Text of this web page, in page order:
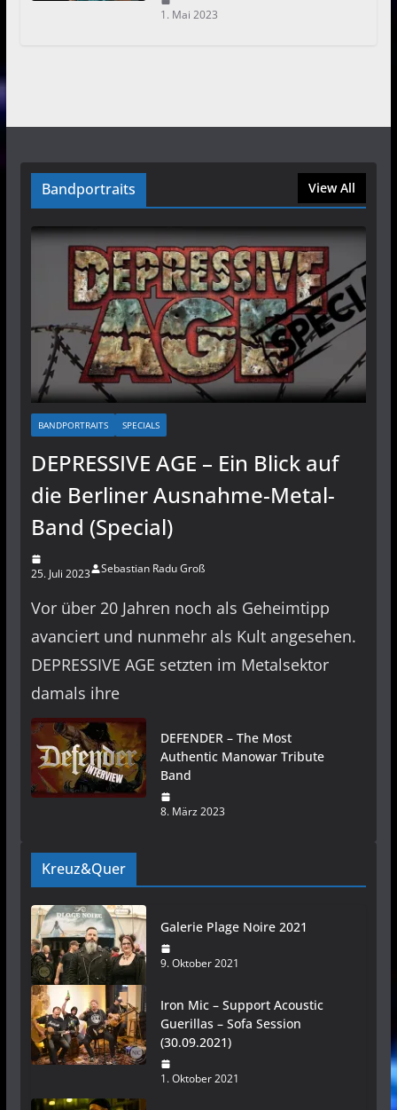
1. Mai 2023
Bandportraits View All
BANDPORTRAITS SPECIALS
DEPRESSIVE AGE – Ein Blick auf
die Berliner Ausnahme-Metal-
Band (Special)
25. Juli 2023 Sebastian Radu Groß
Vor über 20 Jahren noch als Geheimtipp
avanciert und nunmehr als Kult angesehen.
DEPRESSIVE AGE setzten im Metalsektor
damals ihre
DEFENDER – The Most
Authentic Manowar Tribute
Band
8. März 2023
Kreuz&Quer
Galerie Plage Noire 2021
9. Oktober 2021
Iron Mic – Support Acoustic
Guerillas – Sofa Session
(30.09.2021)
1. Oktober 2021